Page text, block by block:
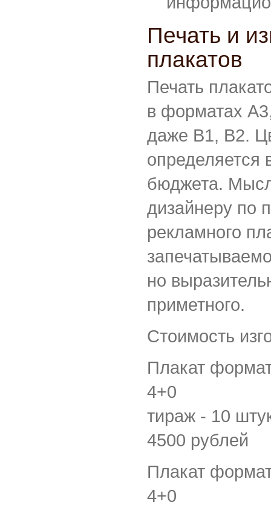
Печать и
плакатов
Печать
в форматах
даже B1, B2.
определяется
бюджета.
дизайнеру по
рекламного
но
приметного.
Стоимость
Плакат
4+0
тираж - 10
4500 рублей
Плакат
4+0